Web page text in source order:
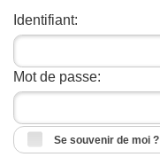
Identifiant:
Mot de passe:
Se souvenir de moi ?